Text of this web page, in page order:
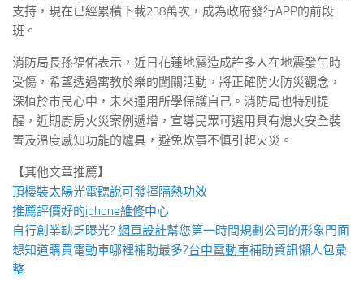
支持，現在已經累積下載238萬次，成為政府發行APP的前段
班。
消防局長孫福佑表示，近日花蓮地震造成許多人在地震發生時
受傷，希望透過寓教於樂的闖關活動，將正確防火防災觀念，
深植於市民心中，未來運用所學保護自己。消防局也特別提
醒，近期廚房火災案例遞增，宣導民眾可選用具有熄火安全裝
置及溫度感知功能的爐具，避免炊事不慎引起火災。
【其他文章推薦】
頂樓裝太陽光電聽說可發揮隔熱功效
推薦評價好的iphone維修中心
自行創業缺乏曝光? 網頁設計幫您第一時間規劃公司的形象門面
想知道購買電動車哪裡補助最多?台中電動車補助資訊懶人包彙
整